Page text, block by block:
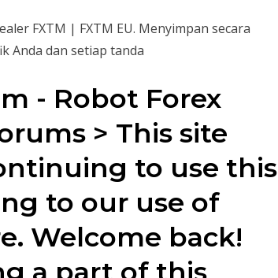
FXTM | FXTM EU. Menyimpan secara
Anda dan setiap tanda
- Robot Forex
> This site
to use this
to our use of
Welcome back!